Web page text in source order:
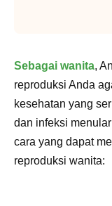
Sebagai wanita,
reproduksi Anda
kesehatan yang
dan infeksi
cara yang dapat
reproduksi wanita: